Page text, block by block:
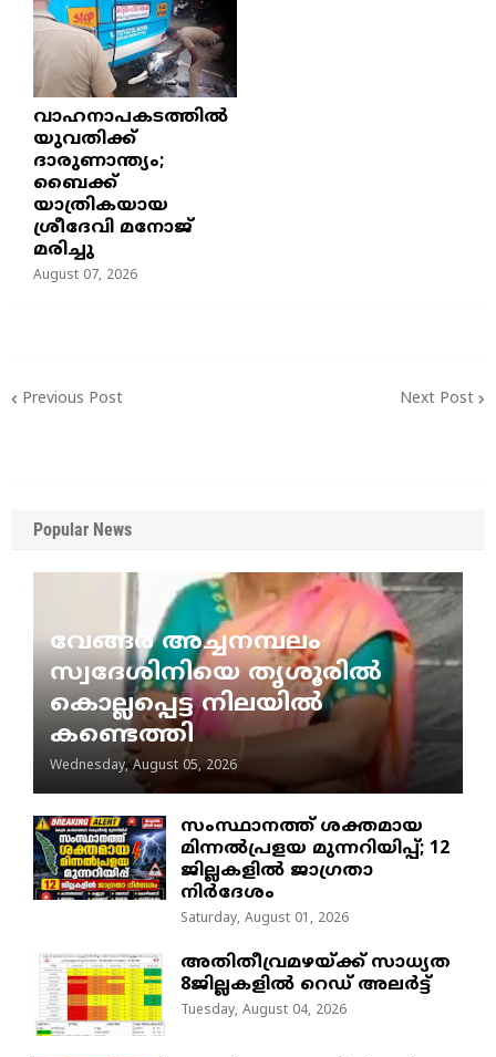
വാഹനാപകടത്തിൽ
യുവതിക്ക്
ദാരുണാന്ത്യം;
ബൈക്ക്
യാത്രികയായ
ശ്രീദേവി മനോജ്
മരിച്ചു
August 07, 2026
Previous Post Next Post
Popular News
വേങ്ങര അച്ചനമ്പലം
സ്വദേശിനിയെ തൃശൂരിൽ
കൊല്ലപ്പെട്ട നിലയിൽ
കണ്ടെത്തി
Wednesday, August 05, 2026
സംസ്ഥാനത്ത് ശക്തമായ
മിന്നൽപ്രളയ മുന്നറിയിപ്പ്; 12
ജില്ലകളിൽ ജാഗ്രതാ
നിർദേശം
Saturday, August 01, 2026
അതിതീവ്രമഴയ്ക്ക് സാധ്യത
8ജില്ലകളിൽ റെഡ് അലർട്ട്
Tuesday, August 04, 2026